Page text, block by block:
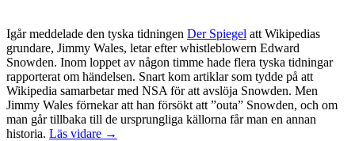
Igår meddelade den tyska tidningen Der Spiegel att Wikipedias
grundare, Jimmy Wales, letar efter whistleblowern Edward
Snowden. Inom loppet av någon timme hade flera tyska tidningar
rapporterat om händelsen. Snart kom artiklar som tydde på att
Wikipedia samarbetar med NSA för att avslöja Snowden. Men
Jimmy Wales förnekar att han försökt att ”outa” Snowden, och om
man går tillbaka till de ursprungliga källorna får man en annan
historia. Läs vidare →